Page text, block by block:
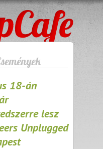
18-án
lesz
Unplugged